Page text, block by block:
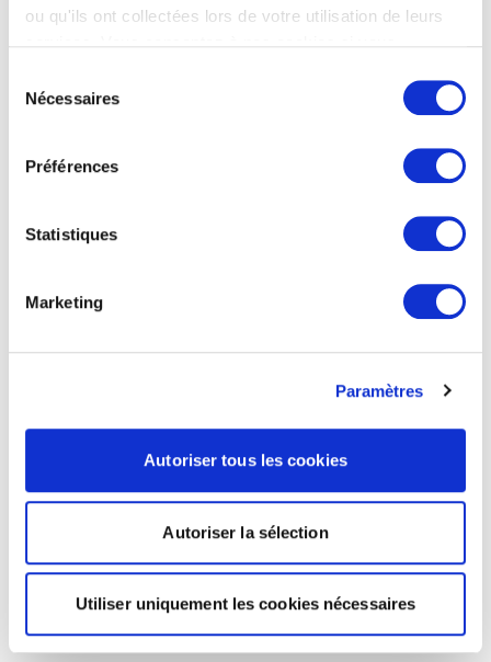
ou qu'ils ont collectées lors de votre utilisation de leurs
Nécessaires
Préférences
Statistiques
Marketing
Paramètres
Autoriser tous les cookies
Autoriser la sélection
Utiliser uniquement les cookies nécessaires